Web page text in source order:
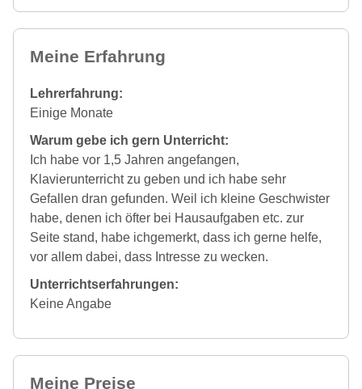
Meine Erfahrung
Lehrerfahrung:
Einige Monate
Warum gebe ich gern Unterricht:
Ich habe vor 1,5 Jahren angefangen,
Klavierunterricht zu geben und ich habe sehr
Gefallen dran gefunden. Weil ich kleine Geschwister
habe, denen ich öfter bei Hausaufgaben etc. zur
Seite stand, habe ichgemerkt, dass ich gerne helfe,
vor allem dabei, dass Intresse zu wecken.
Unterrichtserfahrungen:
Keine Angabe
Meine Preise